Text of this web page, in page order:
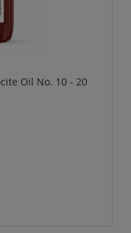
Oil No. 10 - 20